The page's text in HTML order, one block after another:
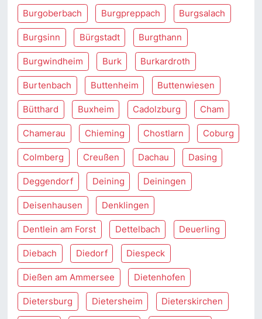
Burgoberbach Burgpreppach Burgsalach
Burgsinn Bürgstadt Burgthann
Burgwindheim Burk Burkardroth
Burtenbach Buttenheim Buttenwiesen
Bütthard Buxheim Cadolzburg Cham
Chamerau Chieming Chostlarn Coburg
Colmberg Creußen Dachau Dasing
Deggendorf Deining Deiningen
Deisenhausen Denklingen
Dentlein am Forst Dettelbach Deuerling
Diebach Diedorf Diespeck
Dießen am Ammersee Dietenhofen
Dietersburg Dietersheim Dieterskirchen